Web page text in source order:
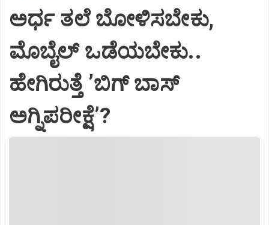
ಅರ್ಧ ತಲೆ ಬೋಳಿಸಬೇಕು,
ಮೊಬೈಲ್‌ ಒಡೆಯಬೇಕು..
ಹೇಗಿರುತ್ತೆ ‌ʼಬಿಗ್ ಬಾಸ್‌
ಅಗ್ನಿಪರೀಕ್ಷೆʼ?